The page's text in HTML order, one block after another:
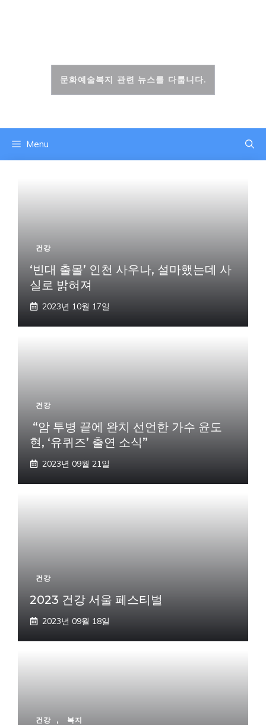
문화예술복지 관련 뉴스를 다룹니다.
Menu
건강
‘빈대 출몰’ 인천 사우나, 설마했는데 사
실로 밝혀져
2023년 10월 17일
건강
“암 투병 끝에 완치 선언한 가수 윤도
현, ‘유퀴즈’ 출연 소식”
2023년 09월 21일
건강
2023 건강 서울 페스티벌
2023년 09월 18일
건강 , 복지